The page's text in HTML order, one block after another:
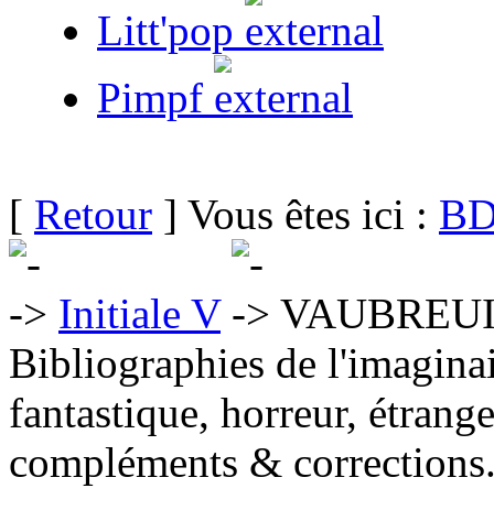
Litt'pop
Pimpf
[ Retour ] Vous êtes ici :
Initiale V
Bibliographies de
fantastique, horreur,
compléments &